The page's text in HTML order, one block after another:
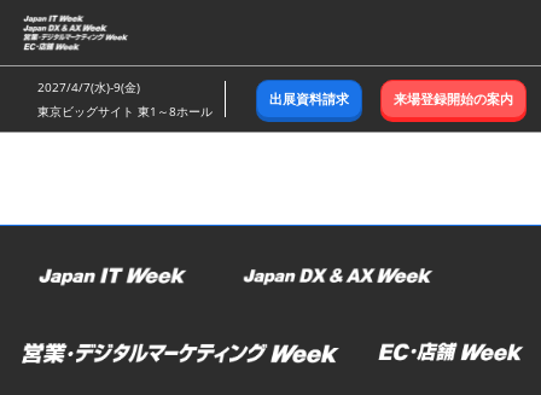
ス
キ
ッ
し
む
2027/4/7(水)-9(金)
東京ビッグサイト 東1～8ホール
出展資料請求 来場登録開始の案内